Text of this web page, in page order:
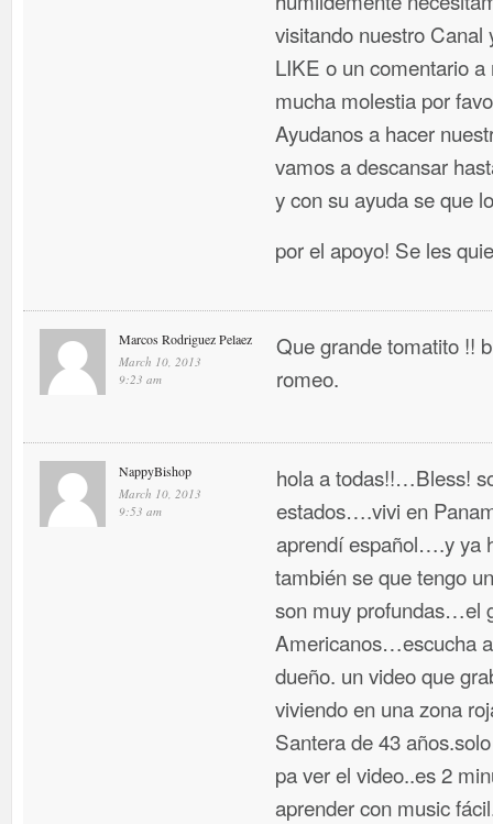
visitando nuestro Canal
LIKE o un comentario
mucha molestia por
Ayudanos a hacer
vamos a descansar
y con su ayuda se que
por el apoyo! Se les
Marcos Rodriguez Pelaez
March 10, 2013
9:23 am
Que grande tomatito !!
romeo.
NappyBishop
March 10, 2013
9:53 am
hola a todas!!…Bless!
estados….vivi en
aprendí español….y ya
también se que tengo
son muy profundas…el
Americanos…escucha
dueño. un video que
viviendo en una zona
Santera de 43
pa ver el video..es 2
aprender con music